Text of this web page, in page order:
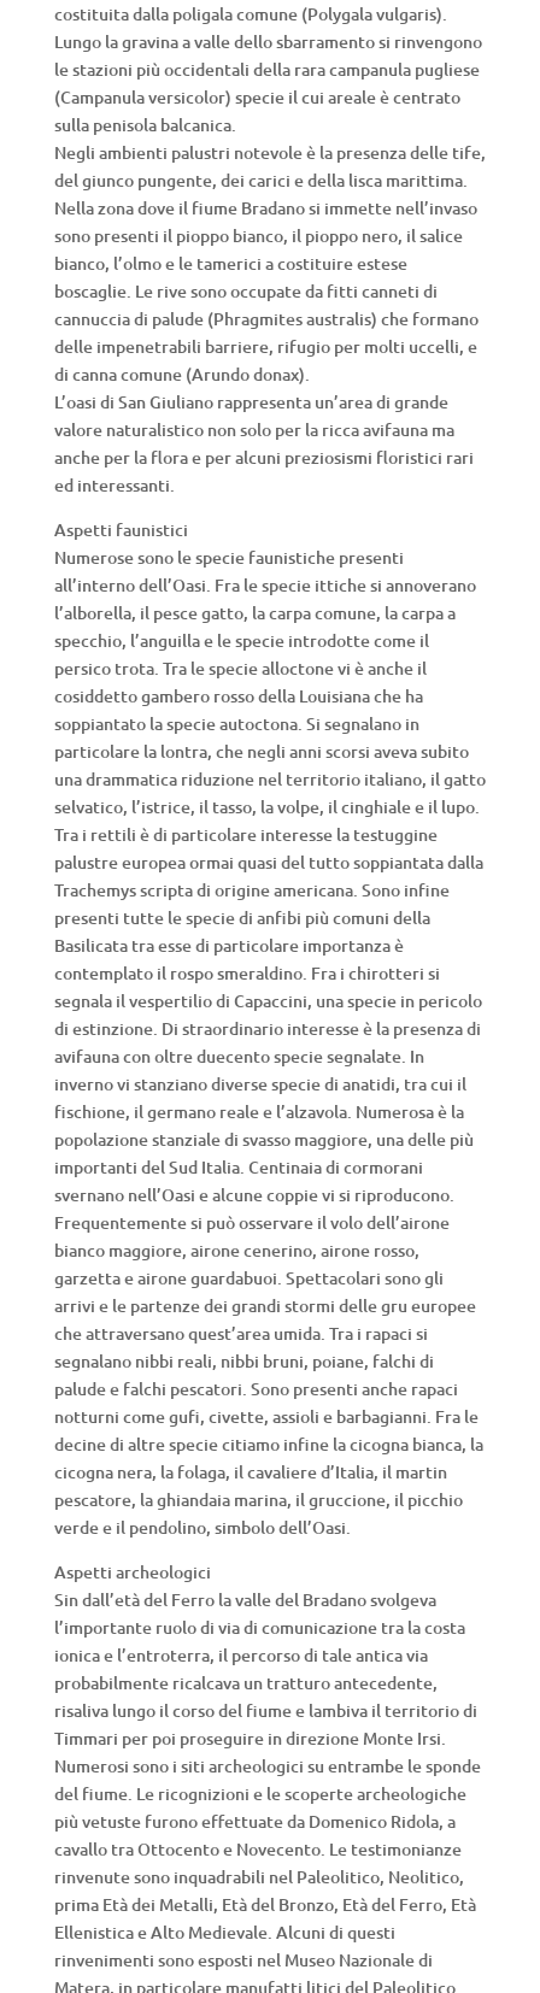
costituita dalla poligala comune (Polygala vulgaris).
Lungo la gravina a valle dello sbarramento si rinvengono
le stazioni più occidentali della rara campanula pugliese
(Campanula versicolor) specie il cui areale è centrato
sulla penisola balcanica.
Negli ambienti palustri notevole è la presenza delle tife,
del giunco pungente, dei carici e della lisca marittima.
Nella zona dove il fiume Bradano si immette nell’invaso
sono presenti il pioppo bianco, il pioppo nero, il salice
bianco, l’olmo e le tamerici a costituire estese
boscaglie. Le rive sono occupate da fitti canneti di
cannuccia di palude (Phragmites australis) che formano
delle impenetrabili barriere, rifugio per molti uccelli, e
di canna comune (Arundo donax).
L’oasi di San Giuliano rappresenta un’area di grande
valore naturalistico non solo per la ricca avifauna ma
anche per la flora e per alcuni preziosismi floristici rari
ed interessanti.
Aspetti faunistici
Numerose sono le specie faunistiche presenti
all’interno dell’Oasi. Fra le specie ittiche si annoverano
l’alborella, il pesce gatto, la carpa comune, la carpa a
specchio, l’anguilla e le specie introdotte come il
persico trota. Tra le specie alloctone vi è anche il
cosiddetto gambero rosso della Louisiana che ha
soppiantato la specie autoctona. Si segnalano in
particolare la lontra, che negli anni scorsi aveva subito
una drammatica riduzione nel territorio italiano, il gatto
selvatico, l’istrice, il tasso, la volpe, il cinghiale e il lupo.
Tra i rettili è di particolare interesse la testuggine
palustre europea ormai quasi del tutto soppiantata dalla
Trachemys scripta di origine americana. Sono infine
presenti tutte le specie di anfibi più comuni della
Basilicata tra esse di particolare importanza è
contemplato il rospo smeraldino. Fra i chirotteri si
segnala il vespertilio di Capaccini, una specie in pericolo
di estinzione. Di straordinario interesse è la presenza di
avifauna con oltre duecento specie segnalate. In
inverno vi stanziano diverse specie di anatidi, tra cui il
fischione, il germano reale e l’alzavola. Numerosa è la
popolazione stanziale di svasso maggiore, una delle più
importanti del Sud Italia. Centinaia di cormorani
svernano nell’Oasi e alcune coppie vi si riproducono.
Frequentemente si può osservare il volo dell’airone
bianco maggiore, airone cenerino, airone rosso,
garzetta e airone guardabuoi. Spettacolari sono gli
arrivi e le partenze dei grandi stormi delle gru europee
che attraversano quest’area umida. Tra i rapaci si
segnalano nibbi reali, nibbi bruni, poiane, falchi di
palude e falchi pescatori. Sono presenti anche rapaci
notturni come gufi, civette, assioli e barbagianni. Fra le
decine di altre specie citiamo infine la cicogna bianca, la
cicogna nera, la folaga, il cavaliere d’Italia, il martin
pescatore, la ghiandaia marina, il gruccione, il picchio
verde e il pendolino, simbolo dell’Oasi.
Aspetti archeologici
Sin dall’età del Ferro la valle del Bradano svolgeva
l’importante ruolo di via di comunicazione tra la costa
ionica e l’entroterra, il percorso di tale antica via
probabilmente ricalcava un tratturo antecedente,
risaliva lungo il corso del fiume e lambiva il territorio di
Timmari per poi proseguire in direzione Monte Irsi.
Numerosi sono i siti archeologici su entrambe le sponde
del fiume. Le ricognizioni e le scoperte archeologiche
più vetuste furono effettuate da Domenico Ridola, a
cavallo tra Ottocento e Novecento. Le testimonianze
rinvenute sono inquadrabili nel Paleolitico, Neolitico,
prima Età dei Metalli, Età del Bronzo, Età del Ferro, Età
Ellenistica e Alto Medievale. Alcuni di questi
rinvenimenti sono esposti nel Museo Nazionale di
Matera, in particolare manufatti litici del Paleolitico.